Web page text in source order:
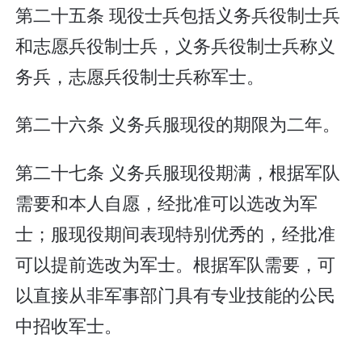
第二十五条 现役士兵包括义务兵役制士兵
和志愿兵役制士兵，义务兵役制士兵称义
务兵，志愿兵役制士兵称军士。
第二十六条 义务兵服现役的期限为二年。
第二十七条 义务兵服现役期满，根据军队
需要和本人自愿，经批准可以选改为军
士；服现役期间表现特别优秀的，经批准
可以提前选改为军士。根据军队需要，可
以直接从非军事部门具有专业技能的公民
中招收军士。